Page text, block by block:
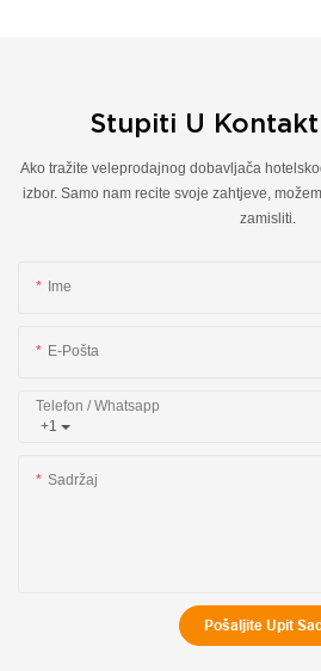
Stupiti U Kontakt
Ako tražite veleprodajnog dobavljača
izbor. Samo nam recite svoje zahtjeve,
zamisliti.
Ime
E-Pošta
+1
Telefon / Whatsapp
Sadržaj
Pošaljite Upit